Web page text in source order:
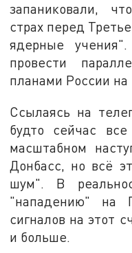
запаниковали,
страх перед
ядерные
провести
планами России на
Ссылаясь на
будто сейчас
масштабном
Донбасс, но всё
шум". В
"нападению" на
сигналов на этот
и больше.